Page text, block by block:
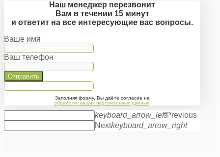
Наш менеджер перезвонит
Вам в течении 15 минут
и ответит на все интересующие вас вопросы.
Ваше имя
Ваш телефон
Отправить
Заполняя форму, Вы даёте согласие на
обработку ваших персональных данных.
keyboard_arrow_leftPrevious
Nextkeyboard_arrow_right